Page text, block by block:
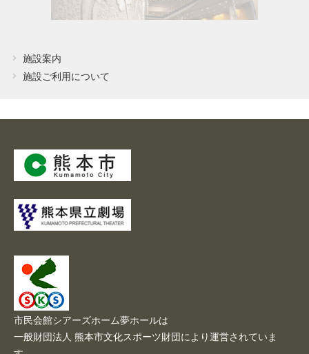
施設案内
施設ご利用について
市民会館シアーズホーム夢ホールは
一般財団法人 熊本市文化スポーツ財団により運営されていま